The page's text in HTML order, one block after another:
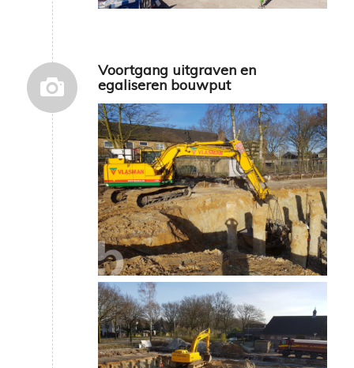
Voortgang uitgraven en
egaliseren bouwput